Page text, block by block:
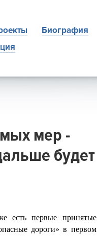
Биография
мер -
будет
есть первые принятые
дороги» в первом